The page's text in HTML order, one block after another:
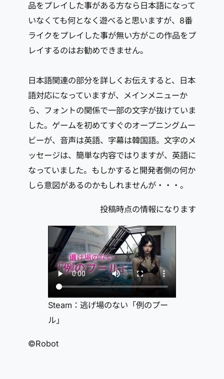
品をプレイした事がある方なら日本語になって
いなくても何となく遊べると思いますが、8番
ライクをプレイした事が無い方がこの作品をプ
レイするのはお勧めできません。
日本語関連の部分を詳しくお伝えすると、日本
語対応になっていますが、メインメニューか
ら、フォントの関係で一部の文字が抜けていま
した。ゲームを初めてすぐのオープニングムー
ビーが、音声は英語、字幕は韓国語。文字のメ
ッセージは、簡単な内容ではりますが、英語に
なっていました。もしかすると開発者側の何か
しら意図があるのかもしれませんが・・・。
投稿時点の情報になります
Steam：逃げ場のない「例のプー
ル」
©Robot